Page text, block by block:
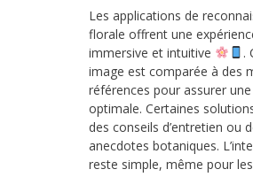
Les applications de
florale offrent une
immersive et intuitive
.
image est comparée à des
références pour assurer
optimale. Certaines
des conseils d’entretien ou
anecdotes botaniques.
reste simple, même pour les